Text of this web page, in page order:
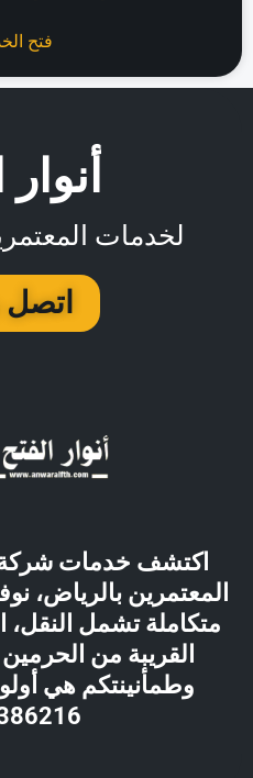
فتح
لخدمات
اتصل
اكتشف خدمات شركة
المعتمرين بالرياض،
متكاملة تشمل النقل،
القريبة من
وطمأنينتكم هي